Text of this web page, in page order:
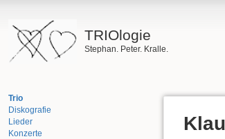
TRIOlogie
Stephan. Peter. Kralle.
Trio
Diskografie
Lieder
Konzerte